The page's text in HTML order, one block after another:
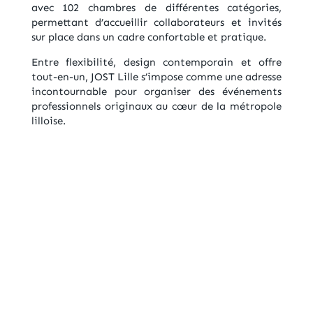
avec 102 chambres de différentes catégories,
permettant d’accueillir collaborateurs et invités
sur place dans un cadre confortable et pratique.
Entre flexibilité, design contemporain et offre
tout-en-un, JOST Lille s’impose comme une adresse
incontournable pour organiser des événements
professionnels originaux au cœur de la métropole
lilloise.